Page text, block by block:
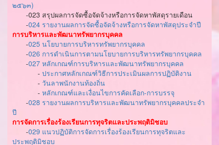
๒๕๖๓)
-023 สรุปผลการจัดซื้อจัดจ้างหรือการจัดหาพัสดุรายเดือน
-024 รายงานผลการจัดซื้อจัดจ้างหรือการจัดหาพัสดุประจำปี
การบริหารและพัฒนาทรัพยากรบุคคล
-025 นโยบายการบริหารทรัพยากรบุคคล
-026 การดำเนินการตามนโยบายการบริหารทรัพยากรบุคคล
-027 หลักเกณฑ์การบริหารและพัฒนาทรัพยากรบุคคล
- ประกาศหลักเกณฑ์วิธีการประเมินผลการปฏิบัติงาน
- วันลาพนักงานท้องถิ่น
- หลักเกณฑ์และเงื่อนไขการคัดเลือก-การบรรจุ
-028 รายงานผลการบริหารและพัฒนาทรัพยากรบุคคลประจำ
ปี
การจัดการเรื่องร้องเรียนการทุจริตและประพฤติมิชอบ
-029 แนวปฏิบัติการจัดการเรื่องร้องเรียนการทุจริตและ
ประพฤติมิชอบ